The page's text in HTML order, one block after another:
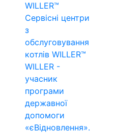
WILLER™
Сервісні центри
з
обслуговування
котлів WILLER™
WILLER -
учасник
програми
державної
допомоги
«єВідновлення».